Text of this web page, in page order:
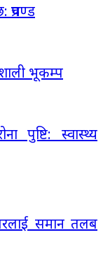
प्रचण्ड
भूकम्प
पुष्टि: स्वास्थ्य
समान तलब